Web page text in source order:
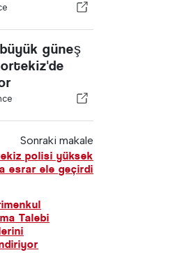
güneş
Sonraki makale
polisi yüksek
esrar ele geçirdi
Talebi